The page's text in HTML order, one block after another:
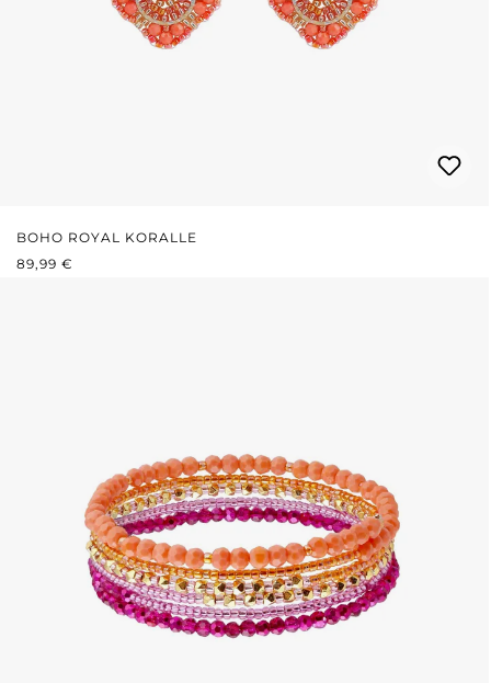
BOHO ROYAL KORALLE
REGULÄRER PREIS:
89,99 €